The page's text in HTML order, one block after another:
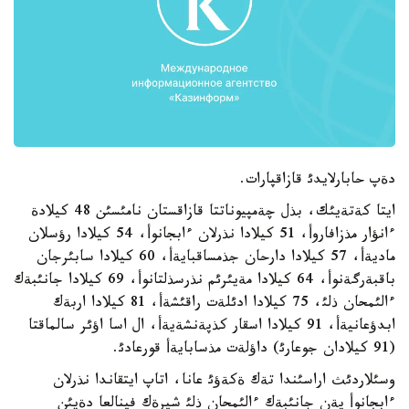
دةپ حابارلايدئ قازاقپارات.
ايتا كةتةيئك، بذل چةمپيوناتتا قازاقستان نامئسئن 48 كيلادة
ءانؤار مذزافاروأ، 51 كيلادا نذرلان ءابجانوأ، 54 كيلادا رؤسلان
ماديةأ، 57 كيلادا دارحان جذمساقبايةأ، 60 كيلادا سابئرجان
باقبةرگةنوأ، 64 كيلادا مةيئرئم نذرسذلتانوأ، 69 كيلادا جانئبةك
ءالئمحان ذلئ، 75 كيلادا ادئلةت راقئشةأ، 81 كيلادا اربةك
ابدؤعانيةأ، 91 كيلادا اسقار كذپةنشةيةأ، ال اسا اؤئر سالماقتا
(91 كيلادان جوعارئ) داؤلةت مذسابايةأ قورعادئ.
وسئلاردئث اراسئندا تةك ةكةؤئ عانا، اتاپ ايتقاندا نذرلان